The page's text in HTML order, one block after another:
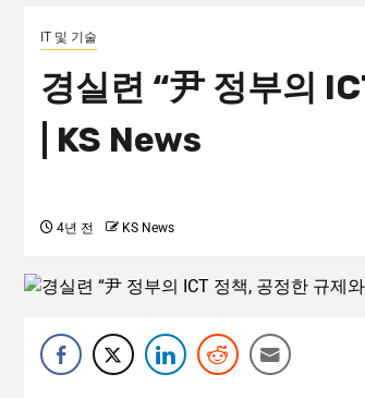
IT 및 기술
경실련 “尹 정부의
| KS News
4년 전 KS News